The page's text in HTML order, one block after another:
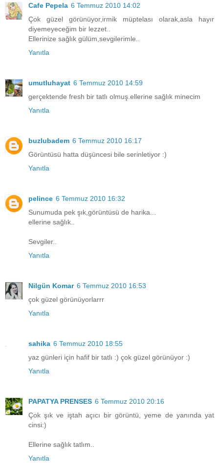
Cafe Pepela 6 Temmuz 2010 14:02
Çok güzel görünüyor,irmik müptelası olarak,asla hayır
diyemeyeceğim bir lezzet..
Ellerinize sağlık gülüm,sevgilerimle..
Yanıtla
umutluhayat 6 Temmuz 2010 14:59
gerçektende fresh bir tatlı olmuş.ellerine sağlık minecim
Yanıtla
buzlubadem 6 Temmuz 2010 16:17
Görüntüsü hatta düşüncesi bile serinletiyor :)
Yanıtla
pelince 6 Temmuz 2010 16:32
Sunumuda pek şık,görüntüsü de harika...
ellerine sağlık..
Sevgiler..
Yanıtla
Nilgün Komar 6 Temmuz 2010 16:53
çok güzel görünüyorlarrr
Yanıtla
sahika 6 Temmuz 2010 18:55
yaz günleri için hafif bir tatlı :) çok güzel görünüyor :)
Yanıtla
PAPATYA PRENSES 6 Temmuz 2010 20:16
Çok şık ve iştah açıcı bir görüntü, yeme de yanında yat
cinsi:)
Ellerine sağlık tatlım..
Yanıtla